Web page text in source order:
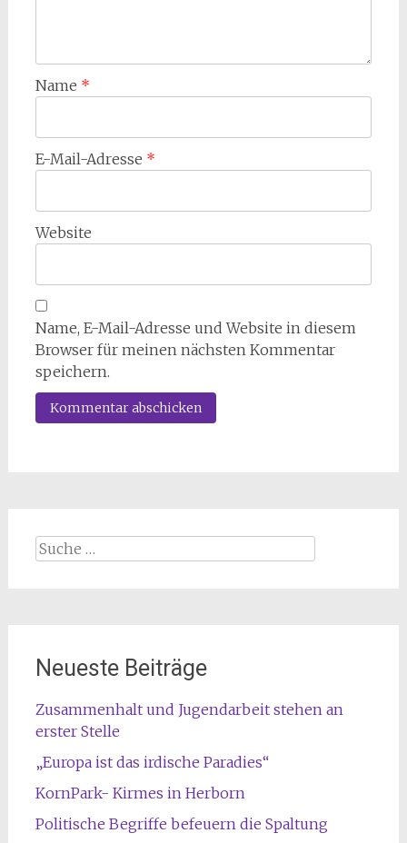
Name *
E-Mail-Adresse *
Website
Name, E-Mail-Adresse und Website in diesem
Browser für meinen nächsten Kommentar
speichern.
Suche
Neueste Beiträge
Zusammenhalt und Jugendarbeit stehen an
erster Stelle
„Europa ist das irdische Paradies“
KornPark- Kirmes in Herborn
Politische Begriffe befeuern die Spaltung